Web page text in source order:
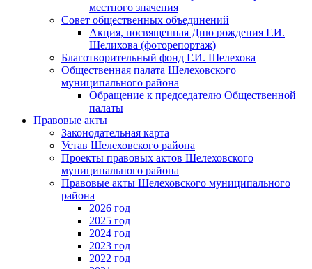
местного значения
Совет общественных объединений
Акция, посвященная Дню рождения Г.И.
Шелихова (фоторепортаж)
Благотворительный фонд Г.И. Шелехова
Общественная палата Шелеховского
муниципального района
Обращение к председателю Общественной
палаты
Правовые акты
Законодательная карта
Устав Шелеховского района
Проекты правовых актов Шелеховского
муниципального района
Правовые акты Шелеховского муниципального
района
2026 год
2025 год
2024 год
2023 год
2022 год